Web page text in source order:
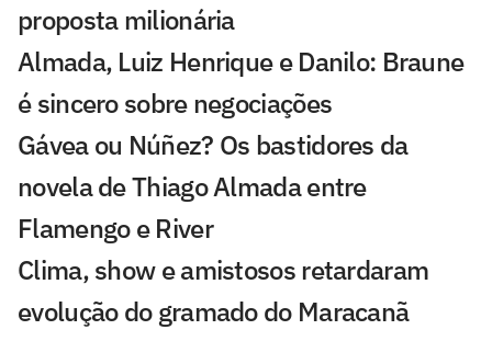
proposta milionária
Almada, Luiz Henrique e Danilo: Braune
é sincero sobre negociações
Gávea ou Núñez? Os bastidores da
novela de Thiago Almada entre
Flamengo e River
Clima, show e amistosos retardaram
evolução do gramado do Maracanã